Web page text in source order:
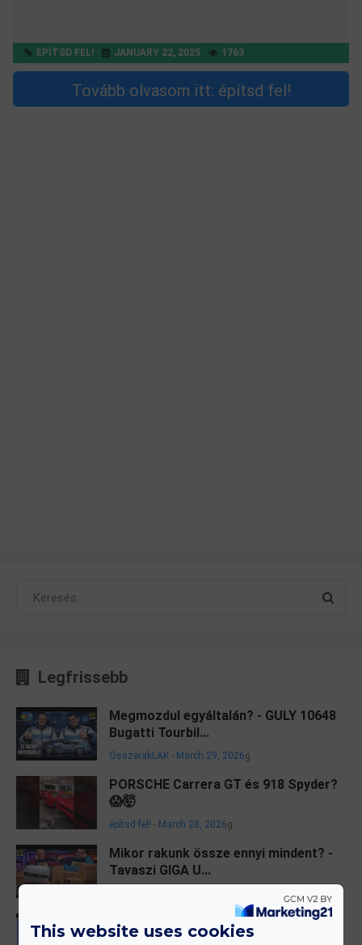
ÉPÍTSD FEL! JANUARY 22, 2025 1763
Tovább olvasom itt: építsd fel!
Legfrissebb
Megmozdul egyáltalán? - GULY 10648
Bugatti Tourbil...
ÖsszerakLAK - March 29, 2026g
PORSCHE Carrera GT és 918 Spyder?
😱🤯
építsd fel! - March 28, 2026g
Mikor rakunk össze ennyi mindent? -
Tavaszi GIGA U...
itt a frissített LEGO Helicarrier!
This website uses cookies